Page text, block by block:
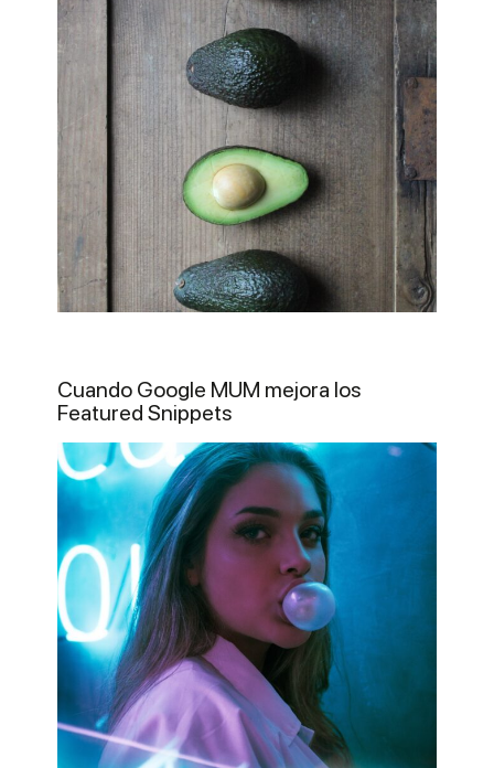
Cuando Google MUM mejora los
Featured Snippets